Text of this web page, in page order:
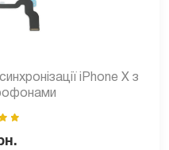
iPhone X з